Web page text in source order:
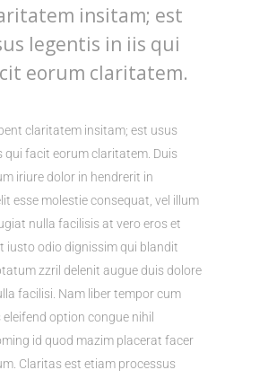
insitam; est
legentis in iis qui
eorum claritatem.
claritatem insitam; est usus
qui facit eorum claritatem. Duis
iriure dolor in hendrerit in
esse molestie consequat, vel illum
nulla facilisis at vero eros et
iusto odio dignissim qui blandit
zzril delenit augue duis dolore
facilisi. Nam liber tempor cum
option congue nihil
id quod mazim placerat facer
Claritas est etiam processus